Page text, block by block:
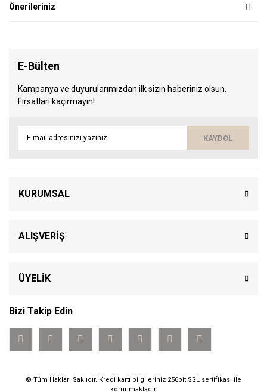
Önerileriniz
E-Bülten
Kampanya ve duyurularımızdan ilk sizin haberiniz olsun.
Fırsatları kaçırmayın!
KAYDOL
KURUMSAL
ALIŞVERİŞ
ÜYELİK
Bizi Takip Edin
© Tüm Hakları Saklıdır. Kredi kartı bilgileriniz 256bit SSL sertifikası ile
korunmaktadır.